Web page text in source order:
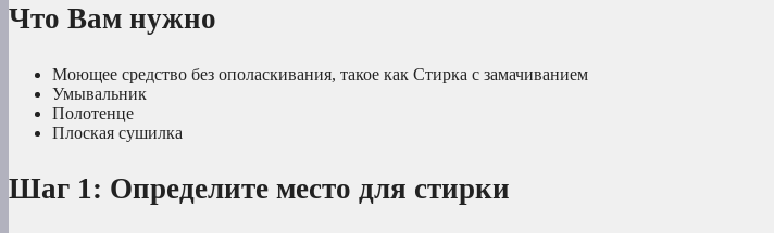
Что Вам нужно
Моющее средство без ополаскивания, такое как Стирка с замачиванием
Умывальник
Полотенце
Плоская сушилка
Шаг 1: Определите место для стирки